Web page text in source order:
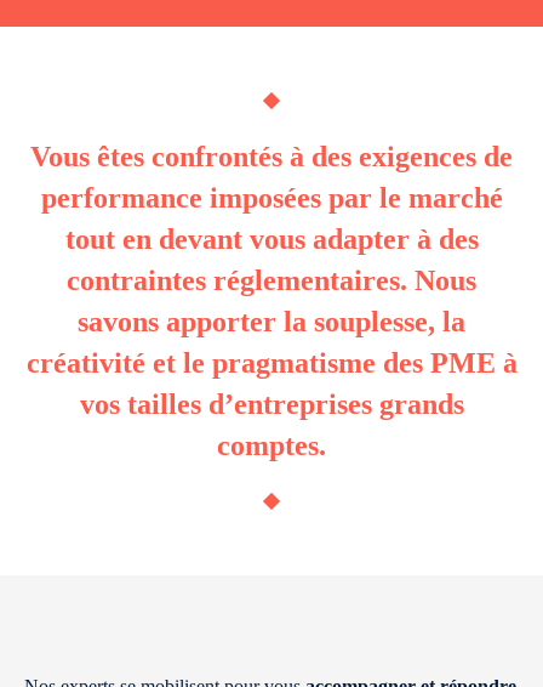
Vous êtes confrontés à des exigences de
performance imposées par le marché
tout en devant vous adapter à des
contraintes réglementaires. Nous
savons apporter la souplesse, la
créativité et le pragmatisme des PME à
vos tailles d’entreprises grands
comptes.